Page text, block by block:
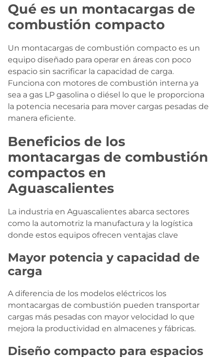
Qué es un montacargas de
combustión compacto
Un montacargas de combustión compacto es un
equipo diseñado para operar en áreas con poco
espacio sin sacrificar la capacidad de carga.
Funciona con motores de combustión interna ya
sea a gas LP gasolina o diésel lo que le proporciona
la potencia necesaria para mover cargas pesadas de
manera eficiente.
Beneficios de los
montacargas de combustión
compactos en
Aguascalientes
La industria en Aguascalientes abarca sectores
como la automotriz la manufactura y la logística
donde estos equipos ofrecen ventajas clave
Mayor potencia y capacidad de
carga
A diferencia de los modelos eléctricos los
montacargas de combustión pueden transportar
cargas más pesadas con mayor velocidad lo que
mejora la productividad en almacenes y fábricas.
Diseño compacto para espacios